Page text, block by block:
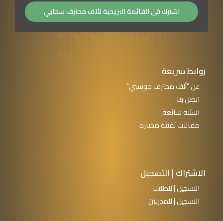
اشترك فى القائمة البريدية لألف محترف سحابي
روابط سريعة
عن "ألف محترف حوسبي"
اتصل بنا
اسئلة شائعة
مقالات تقنية مختارة
الاشتراك | التسجيل
التسجيل | للطلاب
التسجيل | للمدربين